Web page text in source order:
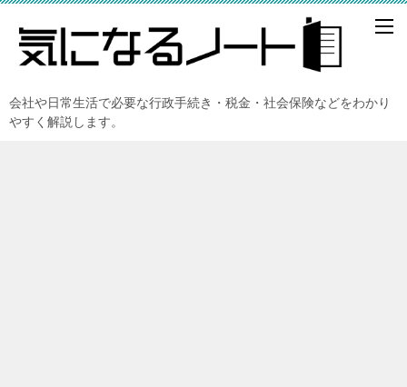
会社や日常生活で必要な行政手続き・税金・社会保険などをわかり
やすく解説します。